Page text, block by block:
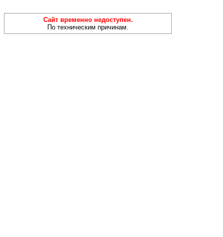
Сайт временно недоступен.
По техническим причинам.